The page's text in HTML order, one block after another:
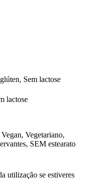
Sem lactose
lactose
Vegetariano,
SEM estearato
utilização se estiveres